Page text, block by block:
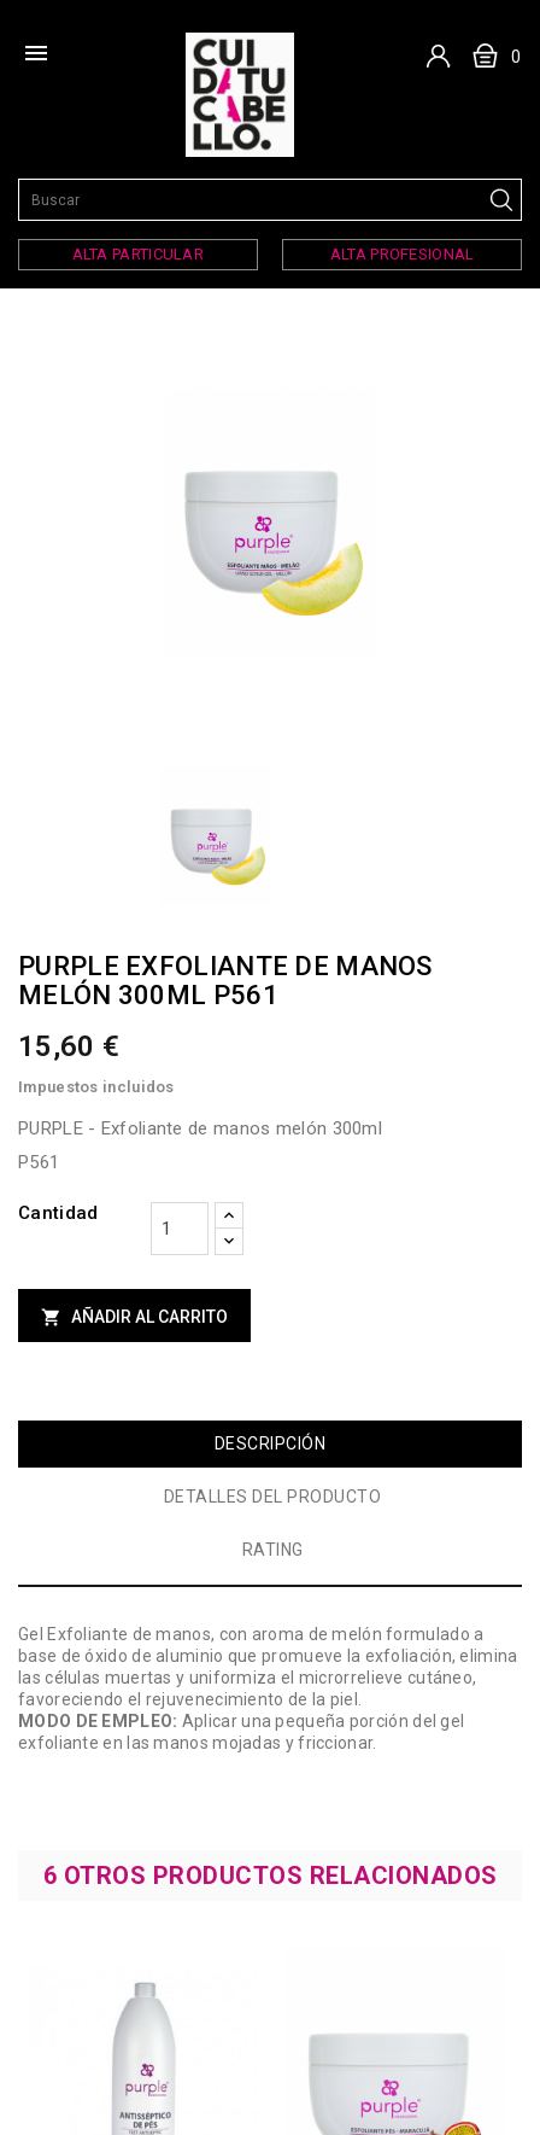
 0
ALTA PARTICULAR ALTA PROFESIONAL
PURPLE EXFOLIANTE DE MANOS
MELÓN 300ML P561
15,60 €
Impuestos incluidos
PURPLE - Exfoliante de manos melón 300ml
P561
Cantidad
 AÑADIR AL CARRITO
DESCRIPCIÓN
DETALLES DEL PRODUCTO
RATING
Gel Exfoliante de manos, con aroma de melón formulado a
base de óxido de aluminio que promueve la exfoliación, elimina
las células muertas y uniformiza el microrrelieve cutáneo,
favoreciendo el rejuvenecimiento de la piel.
MODO DE EMPLEO: Aplicar una pequeña porción del gel
exfoliante en las manos mojadas y friccionar.
6 OTROS PRODUCTOS RELACIONADOS